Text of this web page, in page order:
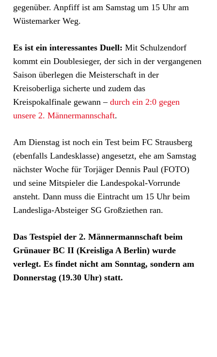
gegenüber. Anpfiff ist am Samstag um 15 Uhr am
Wüstemarker Weg.
Es ist ein interessantes Duell: Mit Schulzendorf
kommt ein Doublesieger, der sich in der vergangenen
Saison überlegen die Meisterschaft in der
Kreisoberliga sicherte und zudem das
Kreispokalfinale gewann – durch ein 2:0 gegen
unsere 2. Männermannschaft.
Am Dienstag ist noch ein Test beim FC Strausberg
(ebenfalls Landesklasse) angesetzt, ehe am Samstag
nächster Woche für Torjäger Dennis Paul (FOTO)
und seine Mitspieler die Landespokal-Vorrunde
ansteht. Dann muss die Eintracht um 15 Uhr beim
Landesliga-Absteiger SG Großziethen ran.
Das Testspiel der 2. Männermannschaft beim
Grünauer BC II (Kreisliga A Berlin) wurde
verlegt. Es findet nicht am Sonntag, sondern am
Donnerstag (19.30 Uhr) statt.